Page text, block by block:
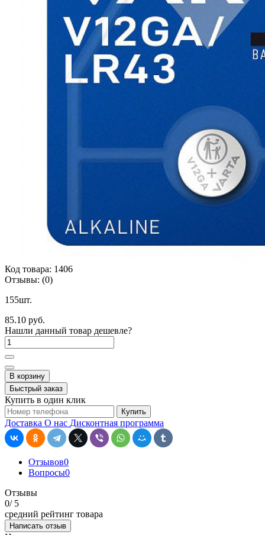
Код товара: 1406
Отзывы: (0)
155шт.
85.10 руб.
Нашли данный товар дешевле?
В корзину
Быстрый заказ
Купить в один клик
Купить
Доставка О нас Дисконтная программа
Отзывов0
Вопросы0
Отзывы
0/ 5
средний рейтинг товара
Написать отзыв